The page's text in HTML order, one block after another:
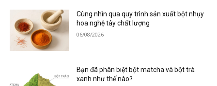
Cùng nhìn qua quy trình sản xuất bột nhụy
hoa nghệ tây chất lượng
06/08/2026
Bạn đã phân biệt bột matcha và bột trà
xanh như thế nào?